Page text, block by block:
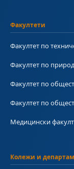
Факултети
Факултет по
Факултет по
Факултет по
Факултет по
Медицински
Колежи и